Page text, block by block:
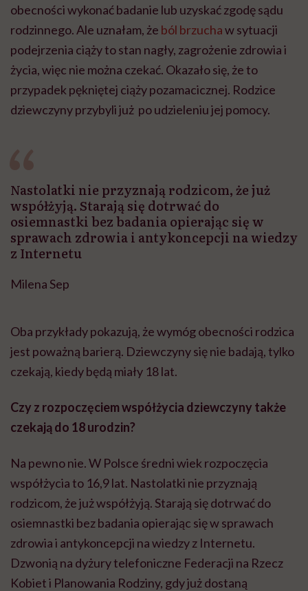
obecności wykonać badanie lub uzyskać zgodę sądu
rodzinnego. Ale uznałam, że ból brzuchaw sytuacji
podejrzenia ciąży to stan nagły, zagrożenie zdrowia i
życia, więc nie można czekać. Okazało się, że to
przypadek pękniętej ciąży pozamacicznej. Rodzice
dziewczyny przybyli już po udzieleniu jej pomocy.
Nastolatki nie przyznają rodzicom, że już
współżyją. Starają się dotrwać do
osiemnastki bez badania opierając się w
sprawach zdrowia i antykoncepcji na wiedzy
z Internetu
Milena Sep
Oba przykłady pokazują, że wymóg obecności rodzica
jest poważną barierą. Dziewczyny się nie badają, tylko
czekają, kiedy będą miały 18 lat.
Czy z rozpoczęciem współżycia dziewczyny także
czekają do 18 urodzin?
Na pewno nie. W Polsce średni wiek rozpoczęcia
współżycia to 16,9 lat. Nastolatki nie przyznają
rodzicom, że już współżyją. Starają się dotrwać do
osiemnastki bez badania opierając się w sprawach
zdrowia i antykoncepcji na wiedzy z Internetu.
Dzwonią na dyżury telefoniczne Federacji na Rzecz
Kobiet i Planowania Rodziny, gdy już dostaną